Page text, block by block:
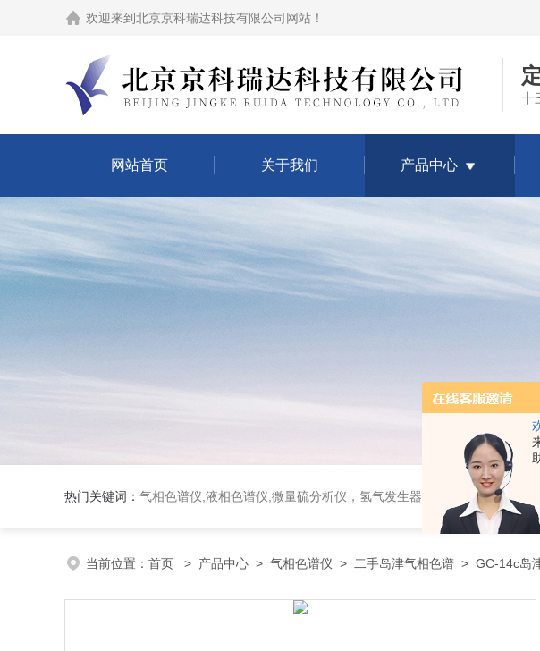
欢迎来到 北京京科瑞达科技有限公司网站 ！
十
网站首页 关于我们 产品中心
热门关键词： 气相色谱仪,液相色谱仪,微量硫分析仪，氢气发生器，氮气发生器，空气发生器，色谱耗件（N2000色谱工作站，色谱柱、阀件、进样器、色谱担体），顶空进样器，热解
当前位置： 首页 > 产品中心 > 气相色谱仪 > 二手岛津气相色谱 > GC-14c岛